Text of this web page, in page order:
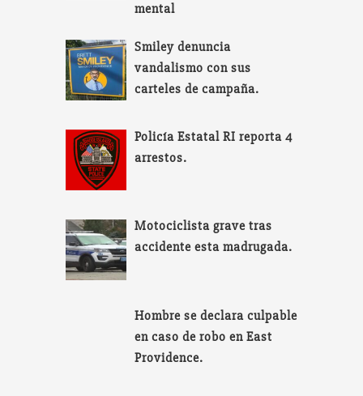
mental
Smiley denuncia
vandalismo con sus
carteles de campaña.
Policía Estatal RI reporta 4
arrestos.
Motociclista grave tras
accidente esta madrugada.
Hombre se declara culpable
en caso de robo en East
Providence.